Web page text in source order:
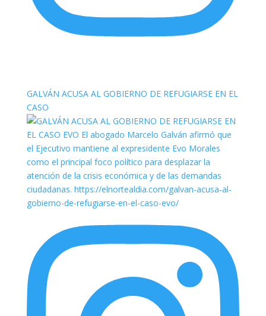
GALVÁN ACUSA AL GOBIERNO DE REFUGIARSE EN EL
CASO